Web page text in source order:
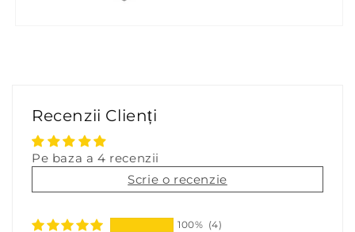
Recenzii Clienți
Pe baza a 4 recenzii
Scrie o recenzie
100% (4)